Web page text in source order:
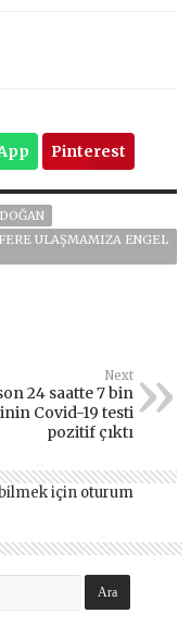
Pinterest
ULAŞMAMIZA ENGEL
Next
24 saatte 7 bin
Covid-19 testi
pozitif çıktı
için oturum